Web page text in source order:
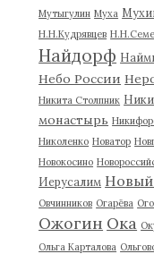
Мутыгулин Муха
Н.Н.Кудрявцев
Найдорф
Небо России
Никита Столпник
монастырь
Николенко Новатор
Новокосино
Иерусалим Новый
Овчинников Огарёва
Ожогин Ока
Ольга Карталова